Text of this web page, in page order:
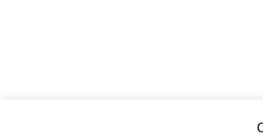
©2022 RUS Loyers |